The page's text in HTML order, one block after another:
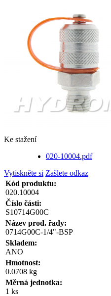
Ke stažení
020-10004.pdf
Vytiskněte si Zašlete odkaz
Kód produktu:
020.10004
Číslo části:
S10714G00C
Název prod. řady:
0714G00C-1/4"-BSP
Skladem:
ANO
Hmotnost:
0.0708 kg
Měrná jednotka:
1 ks